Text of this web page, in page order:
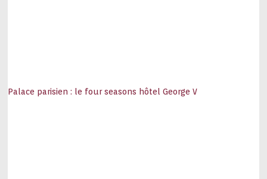
Palace parisien : le four seasons hôtel George V